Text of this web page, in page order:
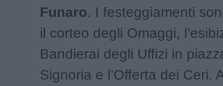
Funaro. I festeggiamenti
il corteo degli Omaggi,
Bandierai degli Uffizi in
Signoria e l’Offerta dei Ceri.